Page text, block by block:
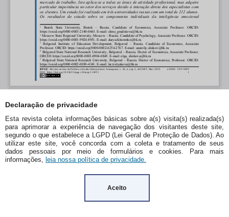
Declaração de privacidade
Esta revista coleta informações básicas sobre a(s) visita(s) realizada(s)
para aprimorar a experiência de navegação dos visitantes deste site,
segundo o que estabelece a LGPD (Lei Geral de Proteção de Dados). Ao
utilizar este site, você concorda com a coleta e tratamento de seus
dados pessoais por meio de formulários e cookies. Para mais
informações, leia nossa política de privacidade.
Aceito